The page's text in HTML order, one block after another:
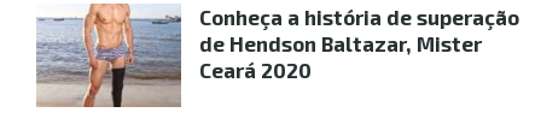
Conheça a história de superação
de Hendson Baltazar, Mister
Ceará 2020